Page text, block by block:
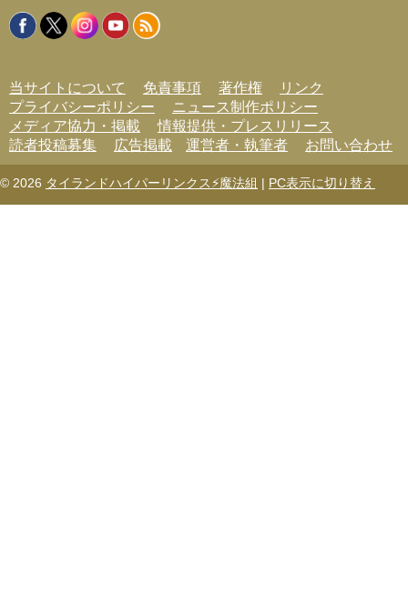
リ
ー
当サイトについて 免責事項 著作権
リンク
プライバシーポリシー
ニュース制作ポリシー
メディア協力・掲載
情報提供・プレスリリース
読者投稿募集
広告掲載 運営者・執筆者 お問い合わせ
© 2026 タイランドハイパーリンクス⚡魔法組 | PC表示に切り替え